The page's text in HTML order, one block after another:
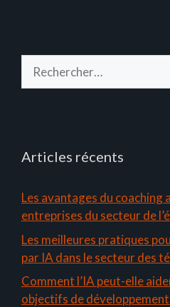
Articles récents
Les avantages du coaching
entreprises du secteur de
Les meilleures pratiques
par IA dans le secteur des
Comment l’IA peut-elle
objectifs de